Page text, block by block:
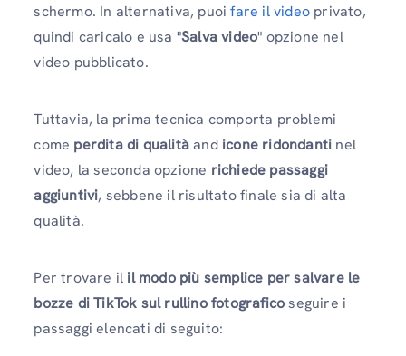
schermo. In alternativa, puoifare il video privato,
quindi caricalo e usa "Salva video" opzione nel
video pubblicato.
Tuttavia, la prima tecnica comporta problemi
come perdita di qualitàand icone ridondanti nel
video, la seconda opzione richiede passaggi
aggiuntivi, sebbene il risultato finale sia di alta
qualità.
Per trovare il il modo più semplice per salvare le
bozze di TikTok sul rullino fotograficoseguire i
passaggi elencati di seguito: